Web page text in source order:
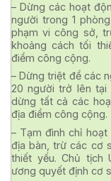
– Dừng các hoạt
người trong 1
phạm vi công sở,
khoảng cách tối
điểm công cộng.
– Dừng triệt để các
20 người trở lên
dừng tất cả các
địa điểm công cộng.
– Tạm đình chỉ
địa bàn, trừ các cơ
thiết yếu. Chủ tịch
ương quyết định cơ